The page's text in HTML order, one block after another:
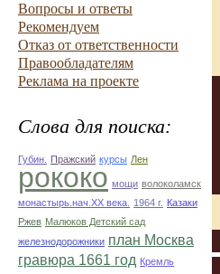
Вопросы и ответы
Рекомендуем
Отказ от ответственности
Правообладателям
Реклама на проекте
Слова для поиска:
Губин. Пражский курсы Лен
рококо мощи волоколамск
монастырь.нач.ХХ века.
1964 г. Казаки
Ржев Малюков Детский сад
железнодорожники план Москва
гравюра 1661 год Кремль